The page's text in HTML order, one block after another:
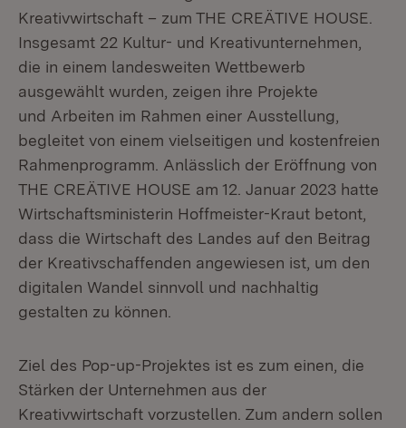
Kreativwirtschaft – zum THE CREÄTIVE HOUSE.
Insgesamt 22 Kultur- und Kreativunternehmen,
die in einem landesweiten Wettbewerb
ausgewählt wurden, zeigen ihre Projekte
und Arbeiten im Rahmen einer Ausstellung,
begleitet von einem vielseitigen und kostenfreien
Rahmenprogramm. Anlässlich der Eröffnung von
THE CREÄTIVE HOUSE am 12. Januar 2023 hatte
Wirtschaftsministerin Hoffmeister-Kraut betont,
dass die Wirtschaft des Landes auf den Beitrag
der Kreativschaffenden angewiesen ist, um den
digitalen Wandel sinnvoll und nachhaltig
gestalten zu können.
Ziel des Pop-up-Projektes ist es zum einen, die
Stärken der Unternehmen aus der
Kreativwirtschaft vorzustellen. Zum andern sollen